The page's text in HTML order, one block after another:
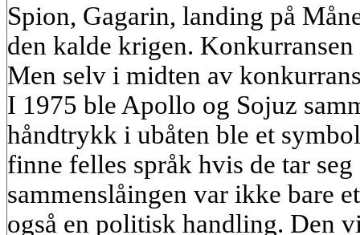
Spion, Gagarin, landing på
den kalde krigen.
Men selv i midten av
I 1975 ble Apollo og Sojuz
håndtrykk i ubåten ble et
finne felles språk hvis de tar
sammenslåingen var ikke bare
også en politisk handling. Den